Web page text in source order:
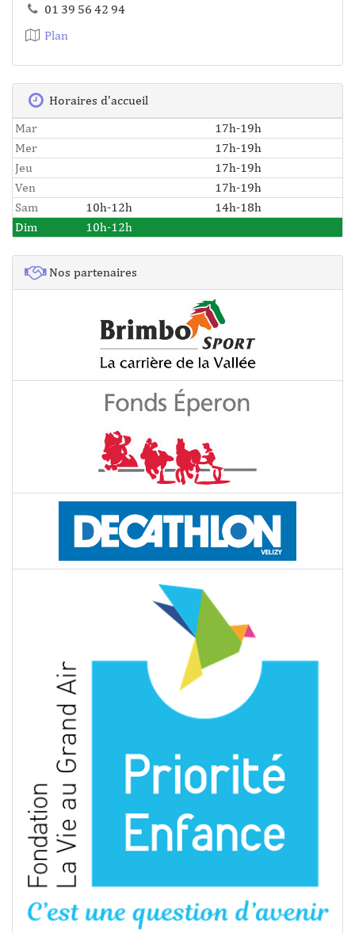
01 39 56 42 94
Plan
Horaires d'accueil
Mar
17h-19h
Mer
17h-19h
Jeu
17h-19h
Ven
17h-19h
Sam
10h-12h
14h-18h
Dim
10h-12h
Nos partenaires